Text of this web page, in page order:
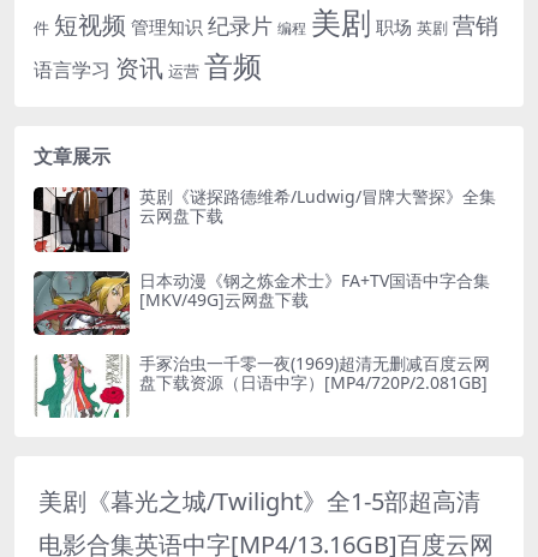
件 短视频 管理知识 纪录片 编程 美剧 职场 英剧 营销
语言学习 资讯 运营 音频
文章展示
英剧《谜探路德维希/Ludwig/冒牌大警探》全集
云网盘下载
日本动漫《钢之炼金术士》FA+TV国语中字合集
[MKV/49G]云网盘下载
手冢治虫一千零一夜(1969)超清无删减百度云网
盘下载资源（日语中字）[MP4/720P/2.081GB]
美剧《暮光之城/Twilight》全1-5部超高清
电影合集英语中字[MP4/13.16GB]百度云网